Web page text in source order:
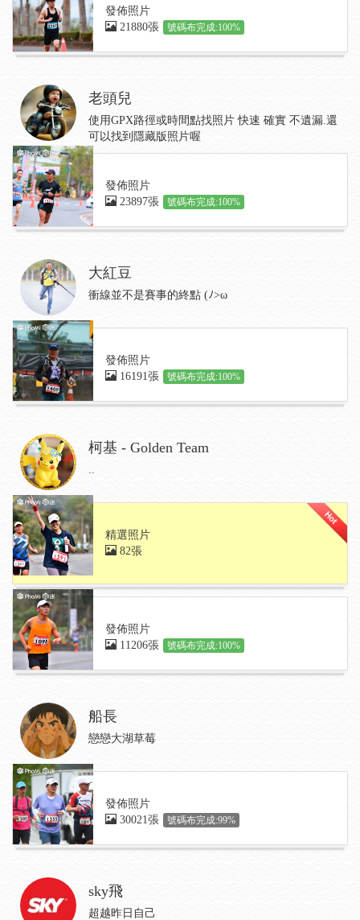
發佈照片
21880張
號碼布完成:100%
老頭兒
使用GPX路徑或時間點找照片 快速 確實 不遺漏.還
可以找到隱藏版照片喔
發佈照片
23897張
號碼布完成:100%
大紅豆
衝線並不是賽事的終點 (ﾉ>ω
發佈照片
16191張
號碼布完成:100%
柯基 - Golden Team
..
精選照片
82張
發佈照片
11206張
號碼布完成:100%
船長
戀戀大湖草莓
發佈照片
30021張
號碼布完成:99%
sky飛
超越昨日自己